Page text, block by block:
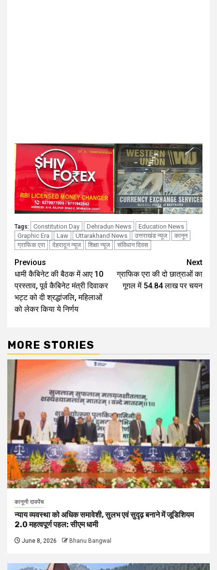
Tags: Constitution Day Dehradun News
Education News
Graphic Era
Law Uttarakhand News उत्तराखंड न्यूज
कानून
ग्राफिक एरा
देहरादून न्यूज शिक्षा न्यूज संविधान दिवस
Continue
Reading
Previous
धामी कैबिनेट की बैठक में आए 10
प्रस्ताव, पूर्व कैबिनेट मंत्री दिवाकर
भट्ट को दी श्रद्धांजलि, महिलाओं
को लेकर किया ये निर्णय
Next
ग्राफिक एरा की दो छात्राओं का
गूगल में 54.84 लाख पर चयन
MORE STORIES
कानूनी दावपेंच
न्याय व्यवस्था को अधिक समावेशी, सुलभ एवं सुदृढ़ बनाने में जूडिशियम
2.0 महत्वपूर्ण पहल: सीएम धामी
June 8, 2026 Bhanu Bangwal